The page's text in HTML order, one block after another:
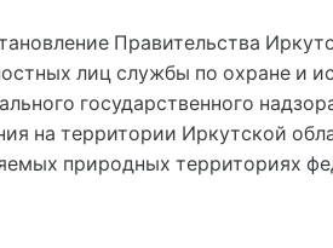
Правительства
лиц службы по охране и
государственного
на территории Иркутской
природных территориях